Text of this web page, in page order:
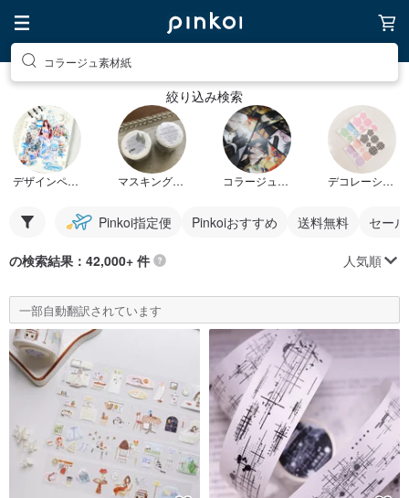
コラージュ素材紙
絞り込み検索
デザインペーパー マスキングテープ コラージュシート デコレーションペーパー
Pinkoi指定便 Pinkoiおすすめ 送料無料 セー
の検索結果：42,000+ 件 人気順
一部自動翻訳されています